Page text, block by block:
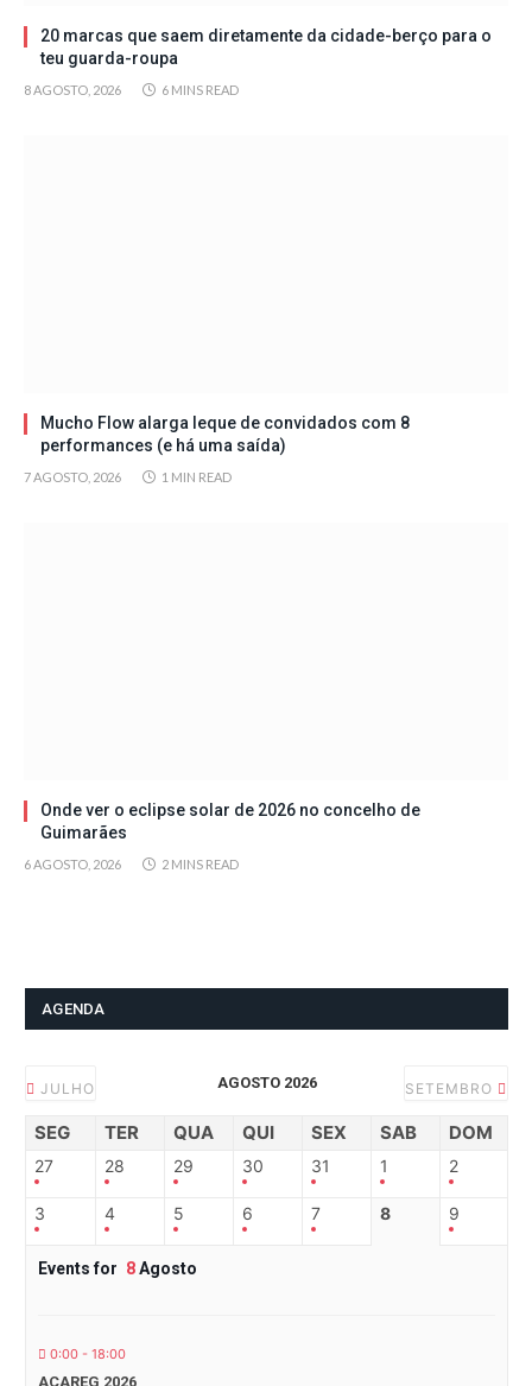
20 marcas que saem diretamente da cidade-berço para o
teu guarda-roupa
8 AGOSTO, 2026 6 MINS READ
Mucho Flow alarga leque de convidados com 8
performances (e há uma saída)
7 AGOSTO, 2026 1 MIN READ
Onde ver o eclipse solar de 2026 no concelho de
Guimarães
6 AGOSTO, 2026 2 MINS READ
AGENDA
JULHO AGOSTO 2026 SETEMBRO
SEG TER QUA QUI SEX SAB DOM
27 28 29 30 31 1 2
3 4 5 6 7 8 9
Events for 8Agosto
0:00 - 18:00
ACAREG 2026